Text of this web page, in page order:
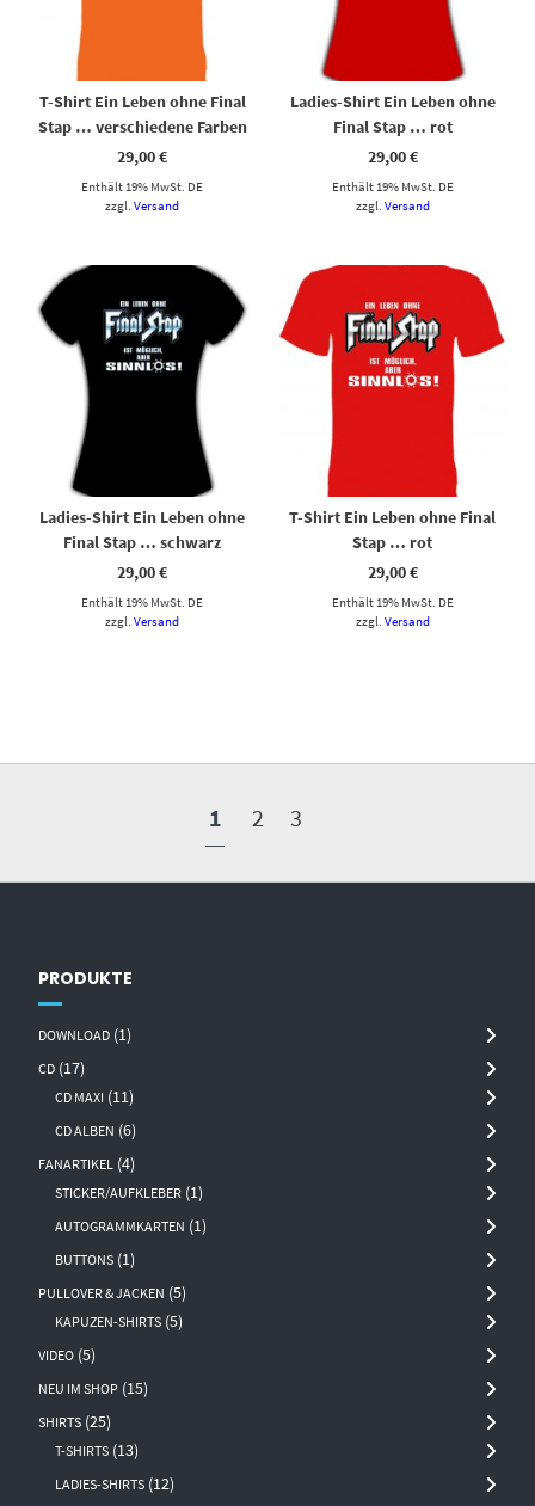
T-Shirt Ein Leben ohne Final
Stap … verschiedene Farben
29,00€
Enthält 19% MwSt. DE
zzgl.Versand
Ladies-Shirt Ein Leben ohne
Final Stap … rot
29,00€
Enthält 19% MwSt. DE
zzgl. Versand
Dieses Produkt weist mehrere Varianten auf. Die Optionen können auf der Produktseite gewählt werden
Ladies-Shirt Ein Leben ohne
Final Stap … schwarz
29,00€
Enthält 19% MwSt. DE
zzgl.Versand
Dieses Produkt weist mehrere Varianten auf. Die Optionen können auf der Produktseite gewählt werden
T-Shirt Ein Leben ohne Final
Stap … rot
29,00€
Enthält 19% MwSt. DE
zzgl. Versand
1 2 3
PRODUKTE
DOWNLOAD (1)
CD (17)
CD MAXI (11)
CD ALBEN (6)
FANARTIKEL (4)
STICKER/AUFKLEBER (1)
AUTOGRAMMKARTEN (1)
BUTTONS (1)
PULLOVER & JACKEN (5)
KAPUZEN-SHIRTS (5)
VIDEO (5)
NEU IM SHOP (15)
SHIRTS (25)
T-SHIRTS (13)
LADIES-SHIRTS (12)